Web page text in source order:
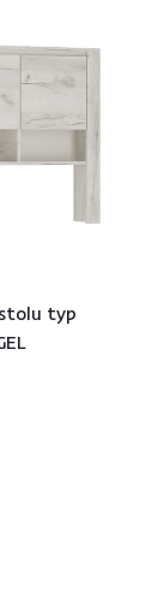
typ